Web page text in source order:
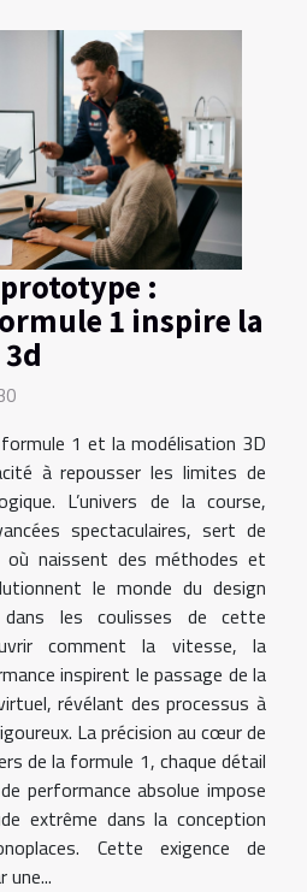
:
1 inspire la
1 et la modélisation 3D
à repousser les limites de
L’univers de la course,
spectaculaires, sert de
où naissent des méthodes et
le monde du design
dans les coulisses de cette
comment la vitesse, la
inspirent le passage de la
révélant des processus à
La précision au cœur de
de la formule 1, chaque détail
performance absolue impose
extrême dans la conception
Cette exigence de